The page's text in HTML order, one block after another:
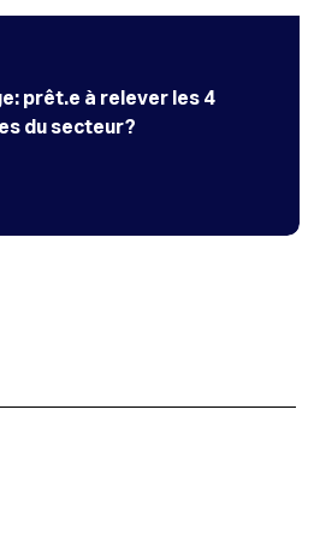
prêt.e à relever les 4
du secteur?